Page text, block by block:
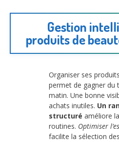
Gestion
produits de
Organiser ses
permet de gagner du
matin. Une bonne
achats inutiles. Un
structuré améliore
routines. Optimiser
facilite la sélection